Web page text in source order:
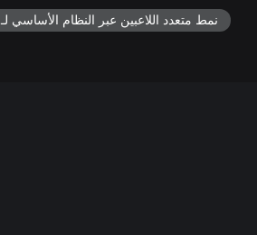
نمط متعدد اللاعبين عبر النظام الأساسي لـ Xbox